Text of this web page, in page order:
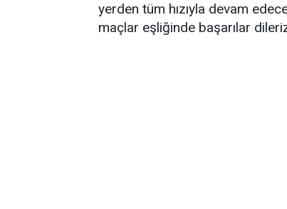
yerden tüm hızıyla devam
maçlar eşliğinde başarılar